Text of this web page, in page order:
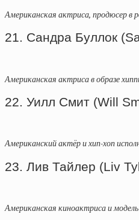
Американская актриса, продюсер в
21. Сандра Буллок
Американская актриса в образе
22. Уилл Смит (Will
Американский актёр и хип-хоп
23. Лив Тайлер (Liv
Американская киноактриса и